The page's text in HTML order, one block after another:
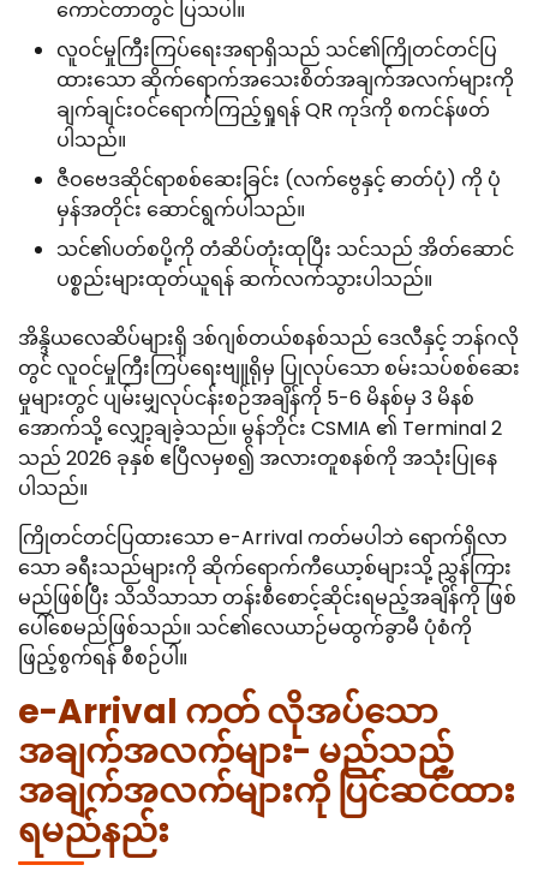
ကောင်တာတွင် ပြသပါ။
လူဝင်မှုကြီးကြပ်ရေးအရာရှိသည် သင်၏ကြိုတင်တင်ပြ
ထားသော ဆိုက်ရောက်အသေးစိတ်အချက်အလက်များကို
ချက်ချင်းဝင်ရောက်ကြည့်ရှုရန် QR ကုဒ်ကို စကင်န်ဖတ်
ပါသည်။
ဇီဝဗေဒဆိုင်ရာစစ်ဆေးခြင်း (လက်ဗွေနှင့် ဓာတ်ပုံ) ကို ပုံ
မှန်အတိုင်း ဆောင်ရွက်ပါသည်။
သင်၏ပတ်စပို့ကို တံဆိပ်တုံးထုပြီး သင်သည် အိတ်ဆောင်
ပစ္စည်းများထုတ်ယူရန် ဆက်လက်သွားပါသည်။
အိန္ဒိယလေဆိပ်များရှိ ဒစ်ဂျစ်တယ်စနစ်သည် ဒေလီနှင့် ဘန်ဂလို
တွင် လူဝင်မှုကြီးကြပ်ရေးဗျူရိုမှ ပြုလုပ်သော စမ်းသပ်စစ်ဆေး
မှုများတွင် ပျမ်းမျှလုပ်ငန်းစဉ်အချိန်ကို 5-6 မိနစ်မှ 3 မိနစ်
အောက်သို့ လျှော့ချခဲ့သည်။ မွန်ဘိုင်း CSMIA ၏ Terminal 2
သည် 2026 ခုနှစ် ဧပြီလမှစ၍ အလားတူစနစ်ကို အသုံးပြုနေ
ပါသည်။
ကြိုတင်တင်ပြထားသော e-Arrival ကတ်မပါဘဲ ရောက်ရှိလာ
သော ခရီးသည်များကို ဆိုက်ရောက်ကီယော့စ်များသို့ ညွှန်ကြား
မည်ဖြစ်ပြီး သိသိသာသာ တန်းစီစောင့်ဆိုင်းရမည့်အချိန်ကို ဖြစ်
ပေါ်စေမည်ဖြစ်သည်။ သင်၏လေယာဉ်မထွက်ခွာမီ ပုံစံကို
ဖြည့်စွက်ရန် စီစဉ်ပါ။
e-Arrival ကတ် လိုအပ်သော
အချက်အလက်များ- မည်သည့်
အချက်အလက်များကို ပြင်ဆင်ထား
ရမည်နည်း